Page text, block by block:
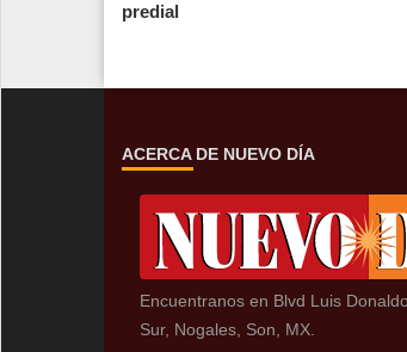
predial
ACERCA DE NUEVO DÍA
Encuentranos en Blvd Luis
Sur, Nogales, Son, MX.